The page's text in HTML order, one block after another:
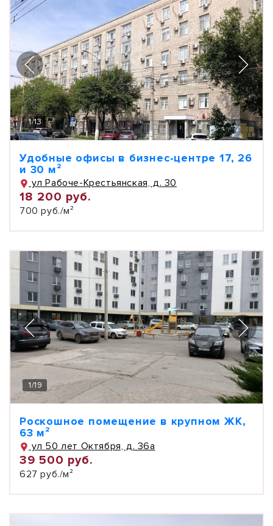
1/13
Удобные офисы в бизнес-центре 17, 26
и 30 м²
ул Рабоче-Крестьянская, д. 30
18 200 руб.
700 руб./м²
1/19
Роскошное помещение в крупном ЖК,
63 м²
ул 50 лет Октября, д. 36а
39 500 руб.
627 руб./м²